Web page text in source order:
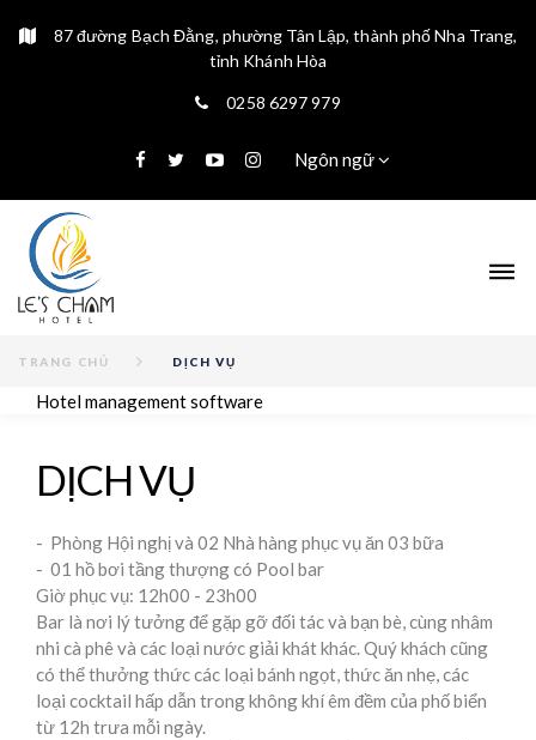
87 đường Bạch Đằng, phường Tân Lập, thành phố Nha Trang,
tỉnh Khánh Hòa
0258 6297 979
Ngôn ngữ
TRANG CHỦ DỊCH VỤ
Hotel management software
D
C
H
V
Ụ
DỊCH VỤ
- Phòng Hội nghị và 02 Nhà hàng phục vụ ăn 03 bữa
- 01 hồ bơi tầng thượng có Pool bar
Giờ phục vụ: 12h00 - 23h00
Bar là nơi lý tưởng để gặp gỡ đối tác và bạn bè, cùng nhâm
nhi cà phê và các loại nước giải khát khác. Quý khách cũng
có thể thưởng thức các loại bánh ngọt, thức ăn nhẹ, các
loại cocktail hấp dẫn trong không khí êm đềm của phố biển
từ 12h trưa mỗi ngày.